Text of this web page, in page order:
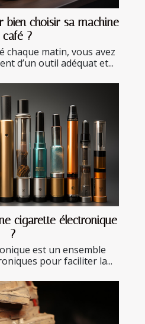
bien choisir sa machine
café ?
chaque matin, vous avez
d’un outil adéquat et...
cigarette électronique
?
est un ensemble
pour faciliter la...